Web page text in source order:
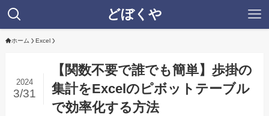
どぼくや
ホーム Excel
【関数不要で誰でも簡単】歩掛の
集計をExcelのピボットテーブル
で効率化する方法
2024
3/31